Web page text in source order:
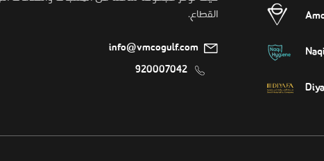
القطاع.
info@vmcogulf.com
920007042